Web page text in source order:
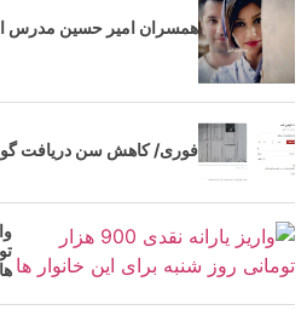
همسران امیر حسین مدرس از
فوری/ کاهش سن دریافت
ها